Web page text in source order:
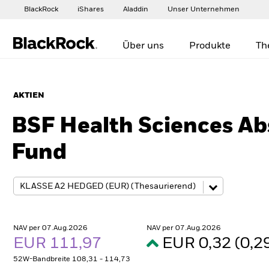
BlackRock iShares Aladdin Unser Unternehmen
Über uns Produkte
AKTIEN
BSF Health Sciences
Fund
NAV per 07.Aug.2026
EUR 111,97
52W-Bandbreite 108,31 - 114,73
NAV per 07.Aug.2026
EUR 0,32